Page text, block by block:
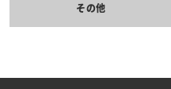
その他